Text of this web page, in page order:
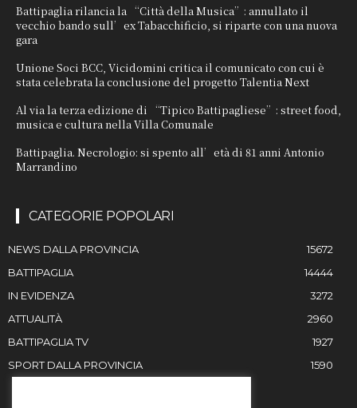
Battipaglia rilancia la “Città della Musica”: annullato il
vecchio bando sull’ex Tabacchificio, si riparte con una nuova
gara
Unione Soci BCC, Vicidomini critica il comunicato con cui è
stata celebrata la conclusione del progetto Talentia Next
Al via la terza edizione di “Tipico Battipagliese”: street food,
musica e cultura nella Villa Comunale
Battipaglia. Necrologio: si spento all’età di 81 anni Antonio
Marrandino
CATEGORIE POPOLARI
NEWS DALLA PROVINCIA
15672
BATTIPAGLIA
14444
IN EVIDENZA
3272
ATTUALITÀ
2960
BATTIPAGLIA TV
1927
SPORT DALLA PROVINCIA
1590